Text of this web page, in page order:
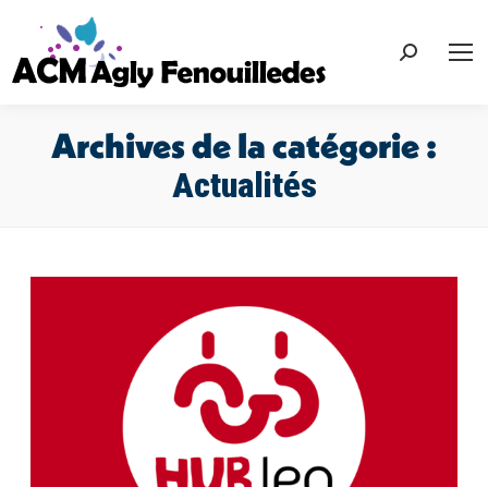
Recherche
Archives de la catégorie :
Actualités